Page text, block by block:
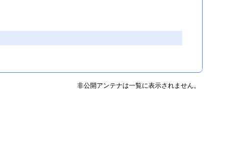
非公開アンテナは一覧に表示されません。